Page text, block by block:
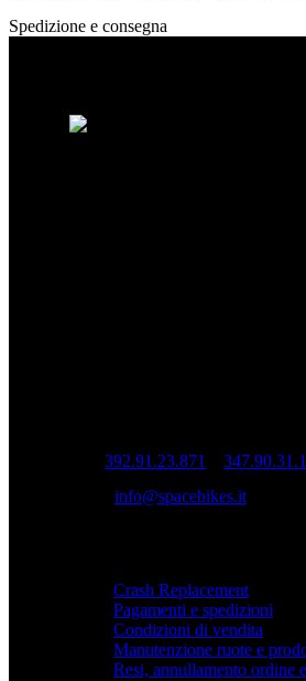
Spedizione e consegna
392.91.23.871
info@spacebikes.it
Crash Replacement
Pagamenti e spedizioni
Condizioni di vendita
Manutenzione ruote e
Resi, annullamento ordine